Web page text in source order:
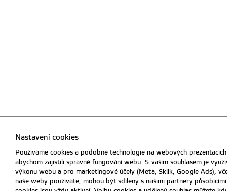
Nastavení cookies
Používáme cookies a podobné technologie na webových
abychom zajistili správné fungování webu. S vaším souhlasem je
výkonu webu a pro marketingové účely (Meta, Sklik, Google Ads),
naše weby používáte, mohou být sdíleny s našimi partnery